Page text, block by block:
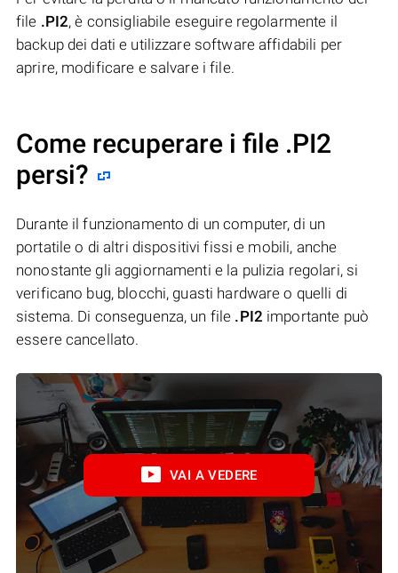
file .PI2, è consigliabile eseguire regolarmente il
backup dei dati e utilizzare software affidabili per
aprire, modificare e salvare i file.
Come recuperare i file .PI2
persi?
Durante il funzionamento di un computer, di un
portatile o di altri dispositivi fissi e mobili, anche
nonostante gli aggiornamenti e la pulizia regolari, si
verificano bug, blocchi, guasti hardware o quelli di
sistema. Di conseguenza, un file .PI2 importante può
essere cancellato.
VAI A VEDERE